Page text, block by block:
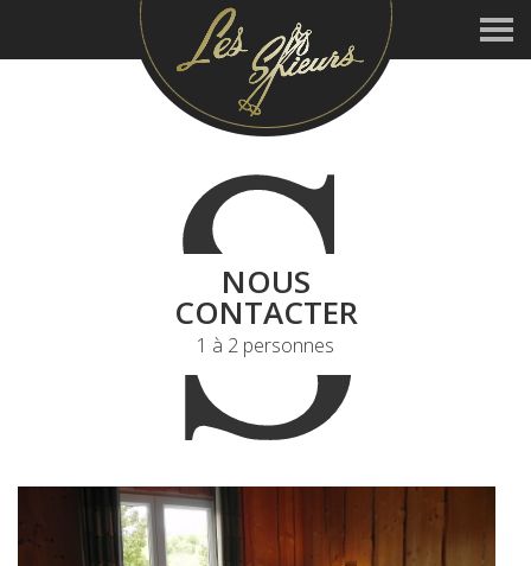
S
NOUS
CONTACTER
1 à 2 personnes